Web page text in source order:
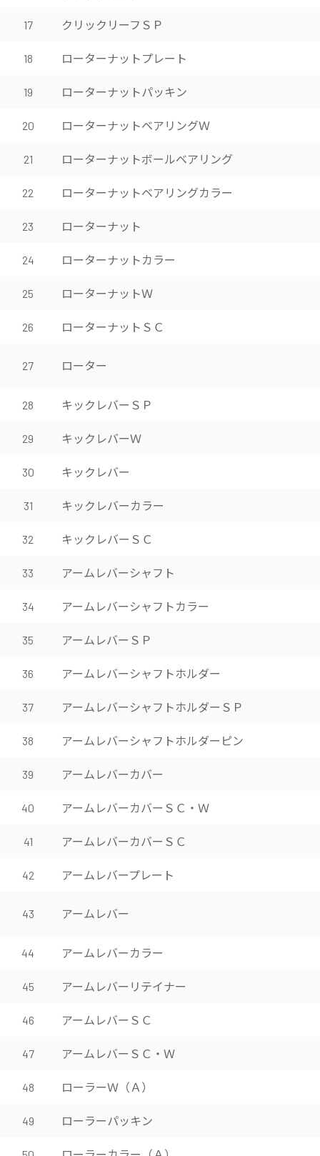
17 クリックリーフＳＰ
18 ローターナットプレート
19 ローターナットパッキン
20 ローターナットベアリングＷ
21 ローターナットボールベアリング
22 ローターナットベアリングカラー
23 ローターナット
24 ローターナットカラー
25 ローターナットＷ
26 ローターナットＳＣ
27 ローター
28 キックレバーＳＰ
29 キックレバーＷ
30 キックレバー
31 キックレバーカラー
32 キックレバーＳＣ
33 アームレバーシャフト
34 アームレバーシャフトカラー
35 アームレバーＳＰ
36 アームレバーシャフトホルダー
37 アームレバーシャフトホルダーＳＰ
38 アームレバーシャフトホルダーピン
39 アームレバーカバー
40 アームレバーカバーＳＣ・Ｗ
41 アームレバーカバーＳＣ
42 アームレバープレート
43 アームレバー
44 アームレバーカラー
45 アームレバーリテイナー
46 アームレバーＳＣ
47 アームレバーＳＣ・Ｗ
48 ローラーＷ（Ａ）
49 ローラーパッキン